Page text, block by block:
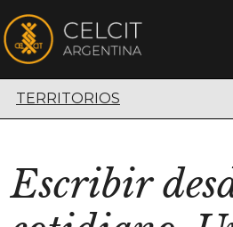
Territorios
TERRITORIOS
Escribir